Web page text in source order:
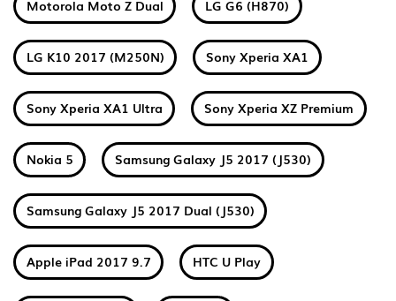
Motorola Moto Z Dual LG G6 (H870)
LG K10 2017 (M250N) Sony Xperia XA1
Sony Xperia XA1 Ultra Sony Xperia XZ Premium
Nokia 5 Samsung Galaxy J5 2017 (J530)
Samsung Galaxy J5 2017 Dual (J530)
Apple iPad 2017 9.7 HTC U Play